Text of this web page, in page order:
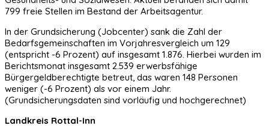
799 freie Stellen im Bestand der Arbeitsagentur.
In der Grundsicherung (Jobcenter) sank die Zahl der
Bedarfsgemeinschaften im Vorjahresvergleich um 129
(entspricht -6 Prozent) auf insgesamt 1.876. Hierbei wurden im
Berichtsmonat insgesamt 2.539 erwerbsfähige
Bürgergeldberechtigte betreut, das waren 148 Personen
weniger (-6 Prozent) als vor einem Jahr.
(Grundsicherungsdaten sind vorläufig und hochgerechnet)
Landkreis Rottal-Inn